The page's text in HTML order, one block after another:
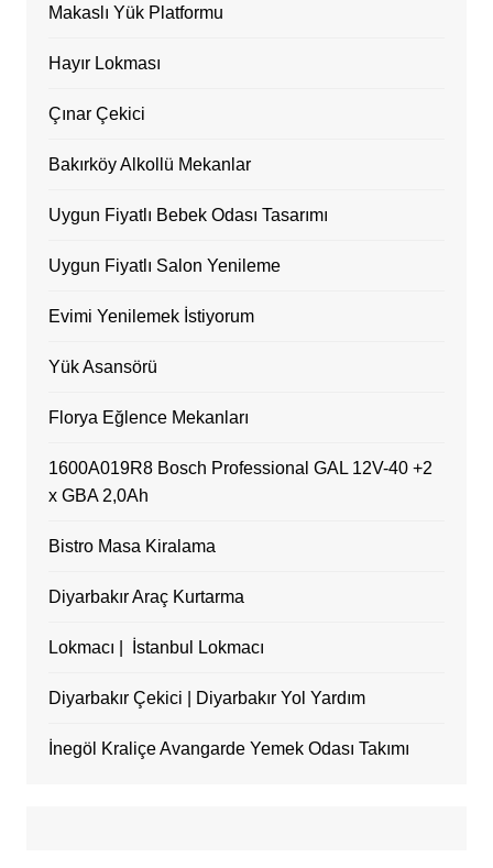
Makaslı Yük Platformu
Hayır Lokması
Çınar Çekici
Bakırköy Alkollü Mekanlar
Uygun Fiyatlı Bebek Odası Tasarımı
Uygun Fiyatlı Salon Yenileme
Evimi Yenilemek İstiyorum
Yük Asansörü
Florya Eğlence Mekanları
1600A019R8 Bosch Professional GAL 12V-40 +2
x GBA 2,0Ah
Bistro Masa Kiralama
Diyarbakır Araç Kurtarma
Lokmacı | İstanbul Lokmacı
Diyarbakır Çekici | Diyarbakır Yol Yardım
İnegöl Kraliçe Avangarde Yemek Odası Takımı